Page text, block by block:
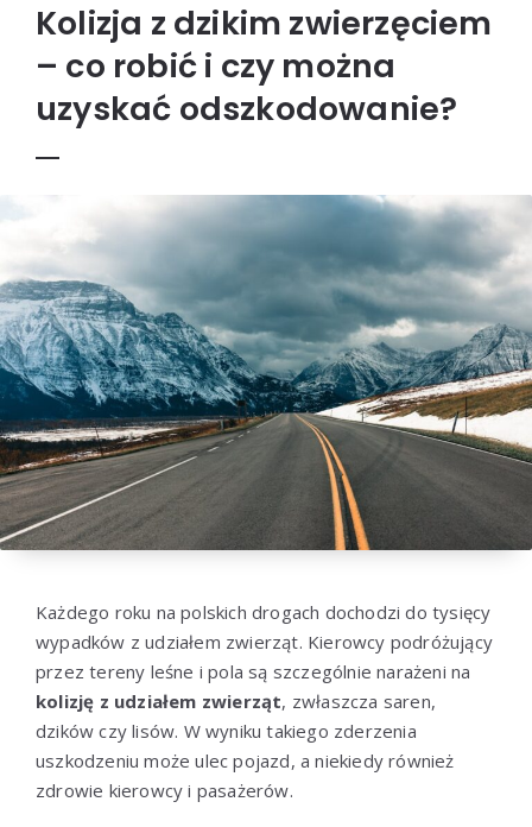
Kolizja z dzikim zwierzęciem
– co robić i czy można
uzyskać odszkodowanie?
Każdego roku na polskich drogach dochodzi do tysięcy
wypadków z udziałem zwierząt. Kierowcy podróżujący
przez tereny leśne i pola są szczególnie narażeni na
kolizję z udziałem zwierząt, zwłaszcza saren,
dzików czy lisów. W wyniku takiego zderzenia
uszkodzeniu może ulec pojazd, a niekiedy również
zdrowie kierowcy i pasażerów.